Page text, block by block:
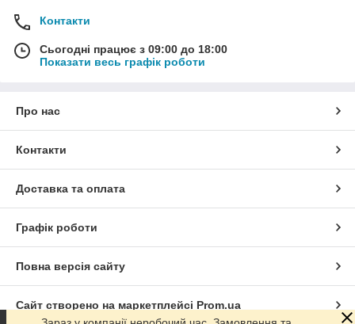
Контакти
Сьогодні працює з 09:00 до 18:00
Показати весь графік роботи
Про нас
Контакти
Доставка та оплата
Графік роботи
Повна версія сайту
Сайт створено на маркетплейсі Prom.ua